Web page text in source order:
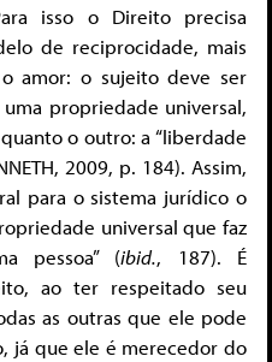
isso o Direito precisa
de reciprocidade, mais
amor: o sujeito deve ser
propriedade universal,
o outro: a “liberdade
2009, p. 184). Assim,
para o sistema jurídico o
universal que faz
pessoa” (ibid., 187). É
ao ter respeitado seu
as outras que ele pode
já que ele é merecedor do